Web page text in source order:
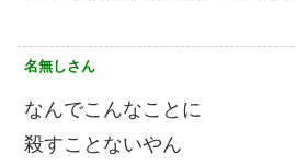
名無しさん
なんでこんなことに
殺すことないやん